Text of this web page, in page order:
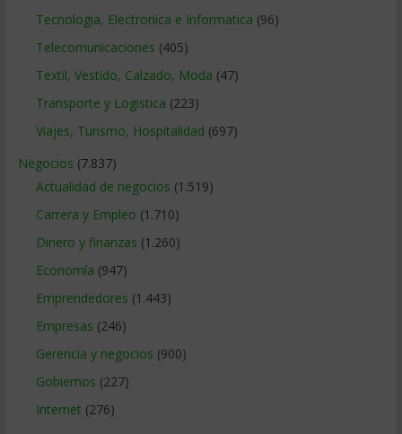
Tecnologia, Electronica e Informatica (96)
Telecomunicaciones (405)
Textil, Vestido, Calzado, Moda (47)
Transporte y Logistica (223)
Viajes, Turismo, Hospitalidad (697)
Negocios (7.837)
Actualidad de negocios (1.519)
Carrera y Empleo (1.710)
Dinero y finanzas (1.260)
Economía (947)
Emprendedores (1.443)
Empresas (246)
Gerencia y negocios (900)
Gobiernos (227)
Internet (276)